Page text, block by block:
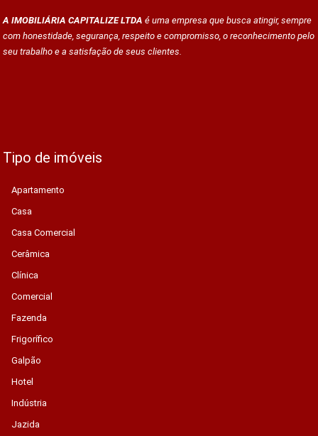
A IMOBILIÁRIA CAPITALIZE LTDA é uma empresa que busca atingir, sempre
com honestidade, segurança, respeito e compromisso, o reconhecimento pelo
seu trabalho e a satisfação de seus clientes.
Tipo de imóveis
Apartamento
Casa
Casa Comercial
Cerâmica
Clínica
Comercial
Fazenda
Frigorífico
Galpão
Hotel
Indústria
Jazida